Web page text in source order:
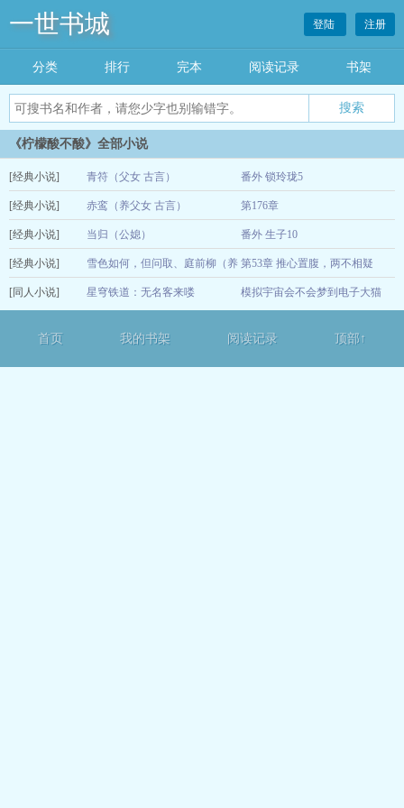
一世书城 登陆 注册
分类 排行 完本 阅读记录 书架
《柠檬酸不酸》全部小说
[经典小说] 青符（父女 古言） 番外 锁玲珑5
[经典小说] 赤鸾（养父女 古言） 第176章
[经典小说] 当归（公媳） 番外 生子10
02-04
[经典小说] 雪色如何，但问取、庭前柳（养
父女 古言）
第53章 推心置腹，两不相疑
12-24
[同人小说] 星穹铁道：无名客来喽 模拟宇宙会不会梦到电子大猫
首页 我的书架 阅读记录 顶部↑